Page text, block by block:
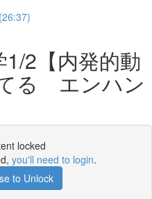
2【内発的動
る エンハン
locked
you'll need to login.
to Unlock